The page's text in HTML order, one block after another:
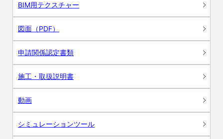
BIM用テクスチャー
図面（PDF）
申請関係認定書類
施工・取扱説明書
動画
シミュレーションツール